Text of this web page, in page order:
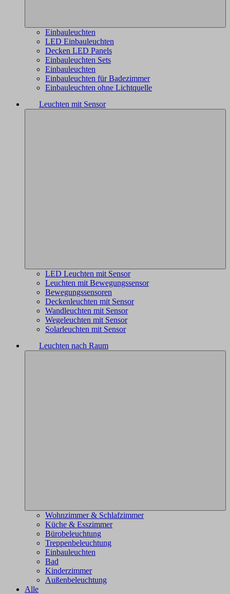
Einbauleuchten
LED Einbauleuchten
Decken LED Panels
Einbauleuchten Sets
Einbauleuchten
Einbauleuchten für Badezimmer
Einbauleuchten ohne Lichtquelle
Leuchten mit Sensor
LED Leuchten mit Sensor
Leuchten mit Bewegungssensor
Bewegungssensoren
Deckenleuchten mit Sensor
Wandleuchten mit Sensor
Wegeleuchten mit Sensor
Solarleuchten mit Sensor
Leuchten nach Raum
Wohnzimmer & Schlafzimmer
Küche & Esszimmer
Bürobeleuchtung
Treppenbeleuchtung
Einbauleuchten
Bad
Kinderzimmer
Außenbeleuchtung
Alle